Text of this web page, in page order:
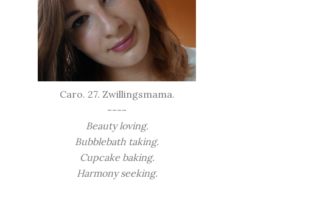
Caro. 27. Zwillingsmama.
----
Beauty loving.
Bubblebath taking.
Cupcake baking.
Harmony seeking.